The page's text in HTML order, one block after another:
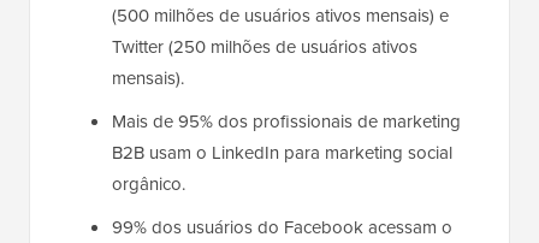
(500 milhões de usuários ativos mensais) e
Twitter (250 milhões de usuários ativos
mensais).
Mais de 95% dos profissionais de marketing
B2B usam o LinkedIn para marketing social
orgânico.
99% dos usuários do Facebook acessam o